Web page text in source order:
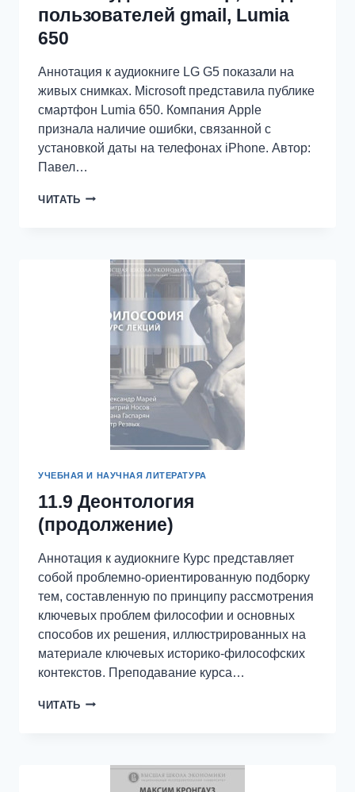
пользователей gmail, Lumia
650
Аннотация к аудиокниге LG G5 показали на
живых снимках. Microsoft представила публике
смартфон Lumia 650. Компания Apple
признала наличие ошибки, связанной с
установкой даты на телефонах iPhone. Автор:
Павел…
ЧИТАТЬ АМПЛИТУДНЫЙ
ПОЛЬЗОВАТЕЛЕЙ
GMAIL,
LUMIA
УЧЕБНАЯ И НАУЧНАЯ ЛИТЕРАТУРА
11.9 Деонтология
(продолжение)
Аннотация к аудиокниге Курс представляет
собой проблемно-ориентированную подборку
тем, составленную по принципу рассмотрения
ключевых проблем философии и основных
способов их решения, иллюстрированных на
материале ключевых историко-философских
контекстов. Преподавание курса…
ЧИТАТЬ 11.9